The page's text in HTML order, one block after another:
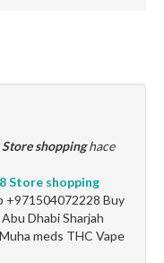
Store shoppinghace
Store shopping
+971504072228 Buy
Dhabi Sharjah
meds THC Vape